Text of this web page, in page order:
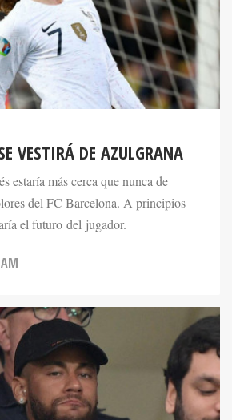
VESTIRÁ DE AZULGRANA
estaría más cerca que nunca de
del FC Barcelona. A principios
el futuro del jugador.